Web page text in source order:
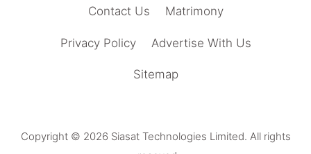
Matrimony
Contact Us
Advertise With Us
Privacy Policy
Sitemap
Copyright © 2026 Siasat Technologies Limited. All rights